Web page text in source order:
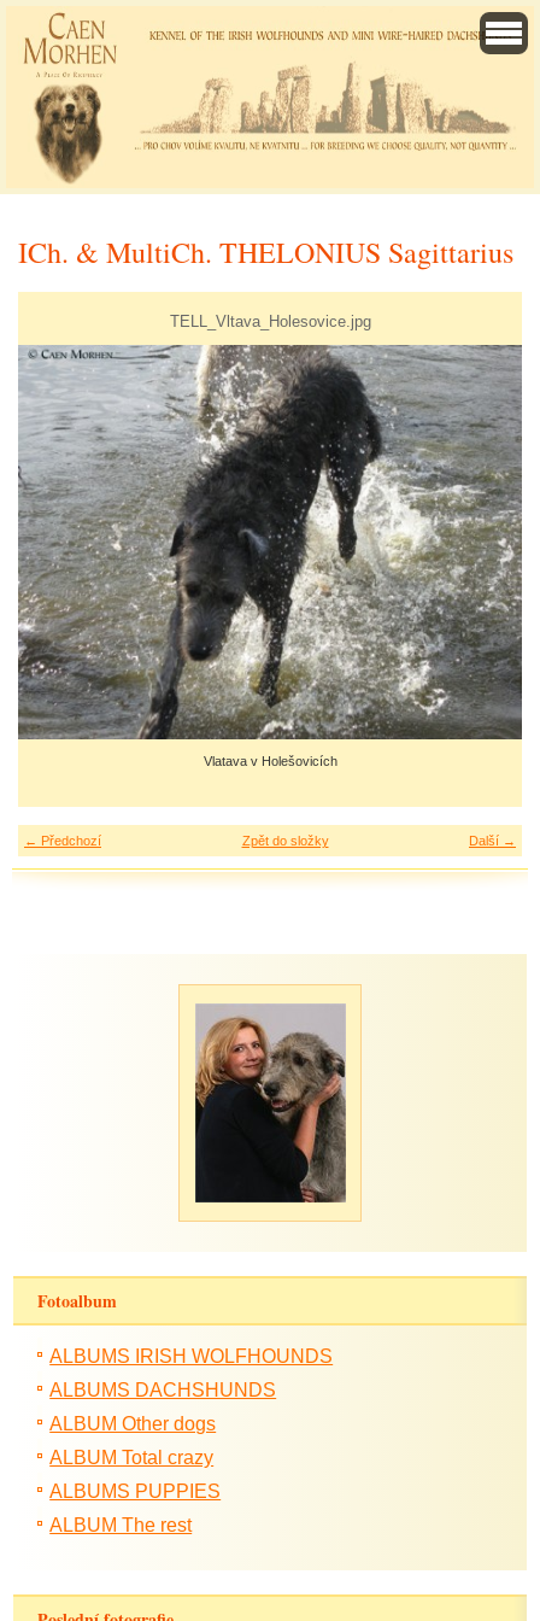
ICh. & MultiCh. THELONIUS Sagittarius
TELL_Vltava_Holesovice.jpg
Vlatava v Holešovicích
← Předchozí Další →
Zpět do složky
Fotoalbum
ALBUMS IRISH WOLFHOUNDS
ALBUMS DACHSHUNDS
ALBUM Other dogs
ALBUM Total crazy
ALBUMS PUPPIES
ALBUM The rest